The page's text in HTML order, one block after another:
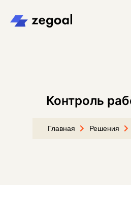
Контроль
Главная Решения